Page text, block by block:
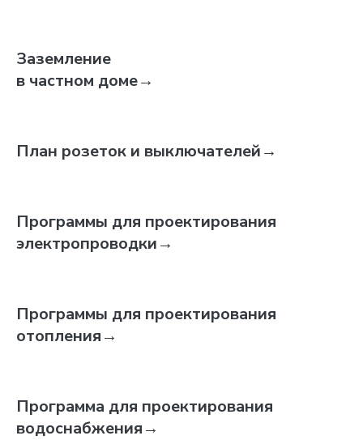
Заземление
в частном доме→
План розеток и выключателей→
Программы для проектирования
электропроводки→
Программы для проектирования
отопления→
Программа для проектирования
водоснабжения→